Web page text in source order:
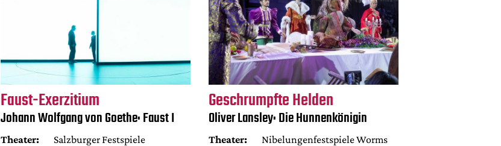
Faust-Exerzitium
Johann Wolfgang von Goethe: Faust I
Theater:
Salzburger Festspiele
Geschrumpfte Helden
Oliver Lansley: Die Hunnenkönigin
Theater:
Nibelungenfestspiele Worms